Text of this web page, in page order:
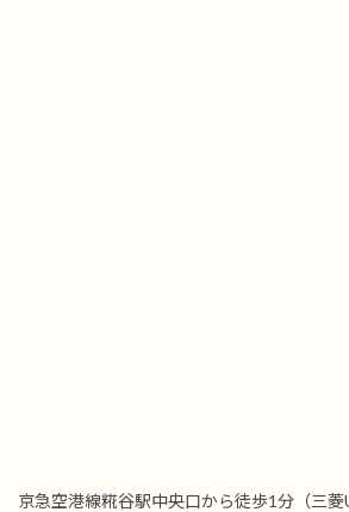
京急空港線糀谷駅中央口から徒歩1分（三菱